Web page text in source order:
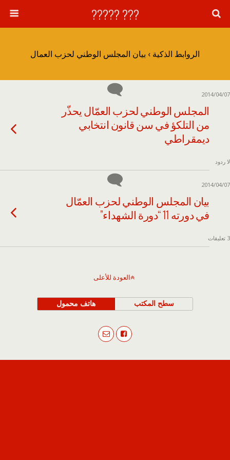
??? ?????
الروابط الذكية › بيان المجلس الوطني لحزب العمال
2014/04/07
المجلس الوطني لحزب العمّال يحذّر
من التلكؤ في سن قانون انتخابي
ديمقراطي
لا ردود
2014/04/07
بيان المجلس الوطني لحزب العمّال
في دورته 11 “دورة الشهداء”
3 تعليقات
العودة للأعلى
هاتف محمول سطح المكتب